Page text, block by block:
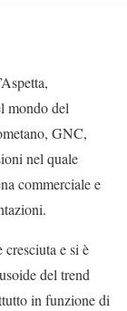
mondo del
GNC,
nel quale
commerciale e
e si è
del trend
in funzione di